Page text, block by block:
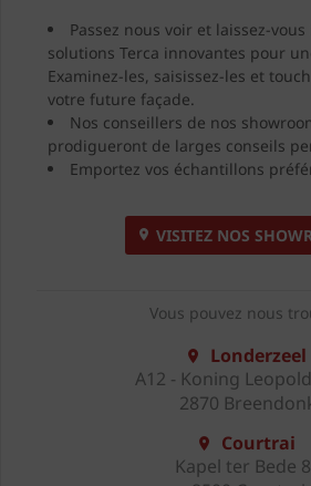
Passez nous voir et laissez-
solutions Terca innovantes pour
Examinez-les, saisissez-les et
votre future façade.
Nos conseillers de nos
prodigueront de larges conseils
Emportez vos échantillons
VISITEZ NOS
Vous pouvez nous
Londerzeel
A12 - Koning
2870
Courtrai
Kapel ter Bede